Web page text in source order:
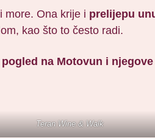
more. Ona krije i prelijepu
kao što to često radi.
pogled na Motovun i
Teran Wine & Walk